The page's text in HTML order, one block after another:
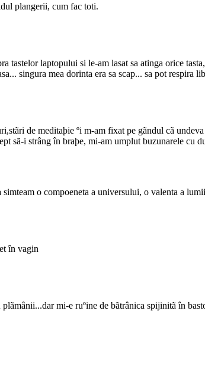
plangerii, cum fac toti.
laptopului si le-am lasat sa atinga orice
singura mea dorinta era sa scap... sa pot respira
de meditaþie ºi m-am fixat pe gãndul cã
sã-i strâng în braþe, mi-am umplut buzunarele cu
o compoeneta a universului, o valenta a
în vagin
mi-e ruºine de bãtrânica spijinitã în